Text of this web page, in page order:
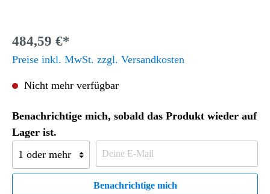
484,59 €*
Preise inkl. MwSt. zzgl. Versandkosten
Nicht mehr verfügbar
Benachrichtige mich, sobald das Produkt wieder auf
Lager ist.
Benachrichtige mich